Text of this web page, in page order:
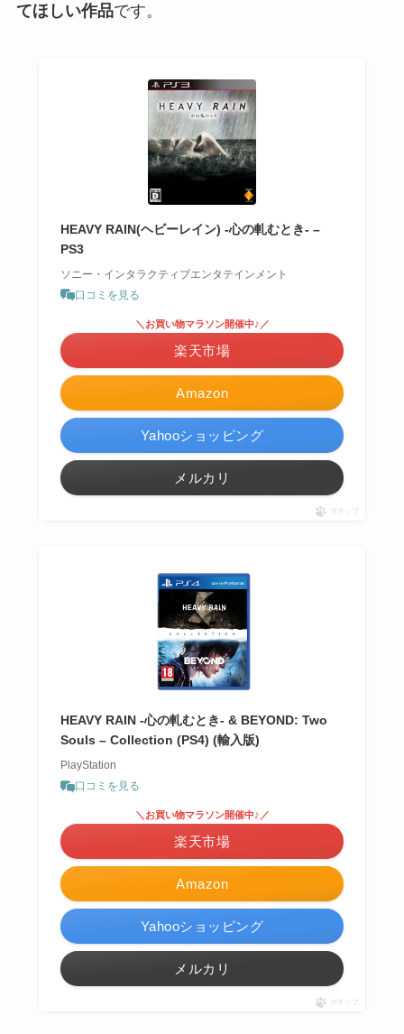
てほしい作品です。
HEAVY RAIN(ヘビーレイン) -心の軋むとき- –
PS3
ソニー・インタラクティブエンタテインメント
口コミを見る
Amazon
＼お買い物マラソン開催中♪／
楽天市場
Yahooショッピング
メルカリ
ポチップ
HEAVY RAIN -心の軋むとき- & BEYOND: Two
Souls – Collection (PS4) (輸入版)
PlayStation
口コミを見る
Amazon
＼お買い物マラソン開催中♪／
楽天市場
Yahooショッピング
メルカリ
ポチップ